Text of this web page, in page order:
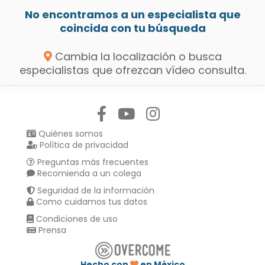
No encontramos a un especialista que
coincida con tu búsqueda
Cambia la localización o busca
especialistas que ofrezcan vídeo consulta.
Quiénes somos
Política de privacidad
Preguntas más frecuentes
Recomienda a un colega
Seguridad de la información
Como cuidamos tus datos
Condiciones de uso
Prensa